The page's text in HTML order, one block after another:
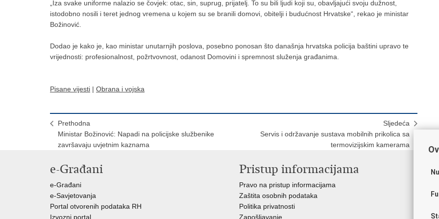
„Iza svake uniforme nalazio se čovjek: otac, sin, suprug, prijatelj. To su bili ljudi koji su, obavljajući svoju dužnost,
istodobno nosili i teret jednog vremena u kojem su se branili domovi, obitelji i budućnost Hrvatske“, rekao je ministar
Božinović.
Dodao je kako je, kao ministar unutarnjih poslova, posebno ponosan što današnja hrvatska policija baštini upravo te
vrijednosti: profesionalnost, požrtvovnost, odanost Domovini i spremnost služenja građanima.
Pisane vijesti | Obrana i vojska
Prethodna
Ministar Božinović: Napadi na policijske službenike
završavaju uvjetnim kaznama
Sljedeća
Servis i održavanje sustava mobilnih prikolica sa
termovizijskim kamerama
e-Građani
e-Građani
e-Savjetovanja
Portal otvorenih podataka RH
Izvozni portal
Pristup informacijama
Pravo na pristup informacijama
Zaštita osobnih podataka
Politika privatnosti
Zapošljavanje